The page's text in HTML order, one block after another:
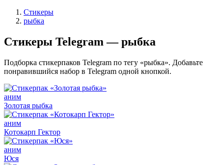
Стикеры
рыбка
Стикеры Telegram — рыбка
Подборка стикерпаков Telegram по тегу «рыбка». Добавьте
понравившийся набор в Telegram одной кнопкой.
аним
Золотая рыбка
аним
Котокарп Гектор
аним
Юся